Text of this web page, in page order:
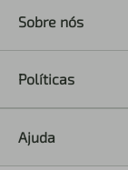
Sobre nós
Políticas
Ajuda